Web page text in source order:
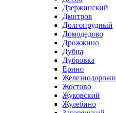
Дзержинский
Дмитров
Долгопрудный
Домодедово
Дрожжино
Дубна
Дубровка
Ерино
Жостово
Жуковский
Жулебино